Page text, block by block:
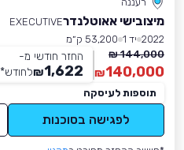
מיצובישי אאוטלנדרEXECUTIVE
2022 יד 1
53,200 ק״מ
144,000 ₪
140,000
₪
החזר חודשי מ-
1,622
₪לחודש*
תוספות לעיסקה
לפגישה בסוכנות